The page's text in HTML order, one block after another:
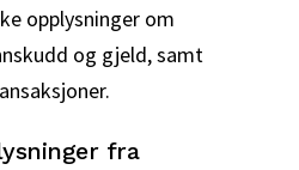
opplysninger om
og gjeld, samt
fra